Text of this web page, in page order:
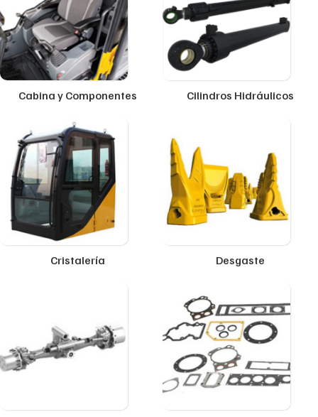
Cabina y Componentes Cilindros Hidráulicos
Cristalería Desgaste